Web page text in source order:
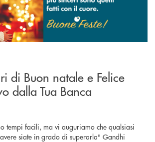
di Buon natale e Felice
dalla Tua Banca
tempi facili, ma vi auguriamo che qualsiasi
siate in grado di superarla" Gandhi